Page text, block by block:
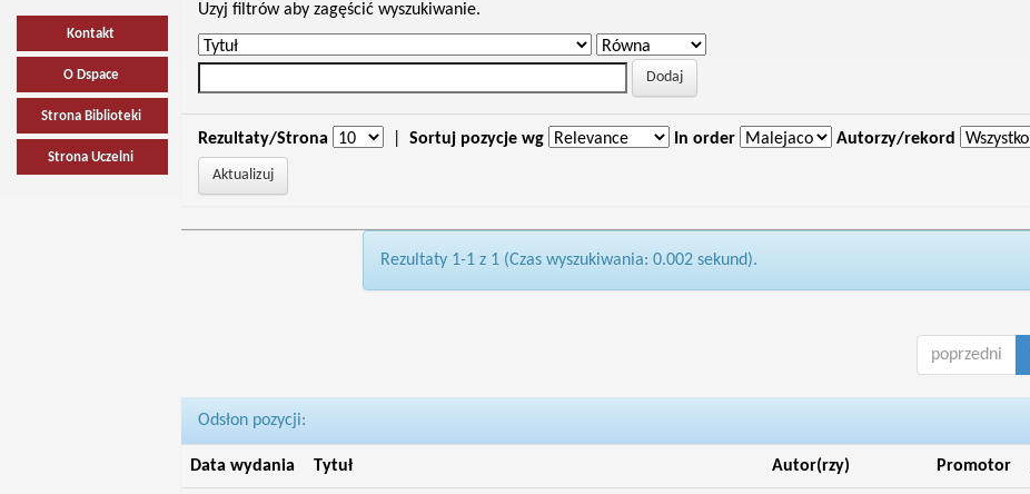
Kontakt
O Dspace
Strona Biblioteki
Strona Uczelni
Uzyj filtrów aby zagęścić wyszukiwanie.
Rezultaty/Strona Sortuj pozycje wg In order Autorzy/rekord
Rezultaty 1-1 z 1 (Czas wyszukiwania: 0.002 sekund).
poprzedni
Odsłon pozycji:
Data wydania Tytuł Autor(rzy) Promotor